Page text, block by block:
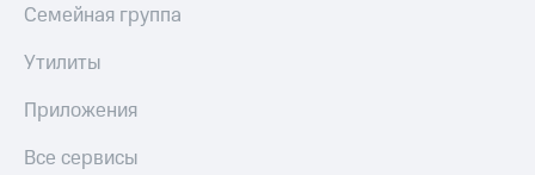
Семейная группа
Утилиты
Приложения
Все сервисы